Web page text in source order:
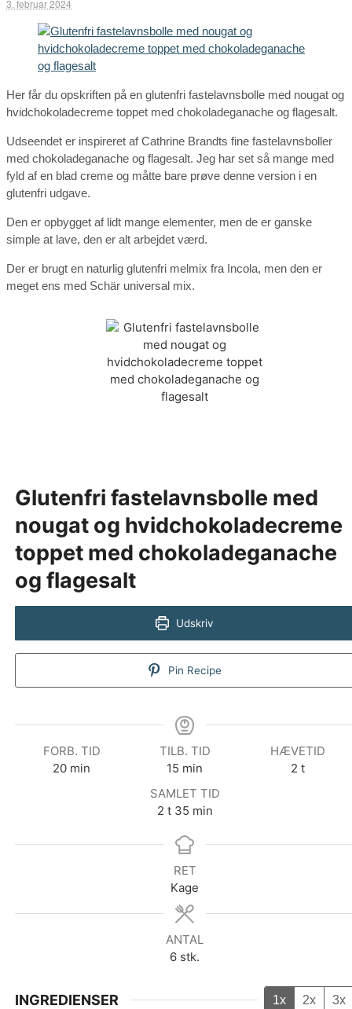
3. februar 2024
Her får du opskriften på en glutenfri fastelavnsbolle med nougat og
hvidchokoladecreme toppet med chokoladeganache og flagesalt.
Udseendet er inspireret af Cathrine Brandts fine fastelavnsboller
med chokoladeganache og flagesalt. Jeg har set så mange med
fyld af en blad creme og måtte bare prøve denne version i en
glutenfri udgave.
Den er opbygget af lidt mange elementer, men de er ganske
simple at lave, den er alt arbejdet værd.
Der er brugt en naturlig glutenfri melmix fra Incola, men den er
meget ens med Schär universal mix.
Glutenfri fastelavnsbolle med
nougat og hvidchokoladecreme
toppet med chokoladeganache
og flagesalt
Udskriv
Pin Recipe
FORB. TID
20minutter
min
TILB. TID
15 minutter
min
HÆVETID
2 timer
t
SAMLET TID
2timer
t 35minutter
min
RET
Kage
ANTAL
6 stk.
INGREDIENSER 1x 2x 3x